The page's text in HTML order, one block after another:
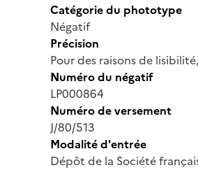
Catégorie du phototype
Négatif
Précision
Pour des raisons de
Numéro du négatif
LP000864
Numéro de versement
J/80/513
Modalité d'entrée
Dépôt de la Société